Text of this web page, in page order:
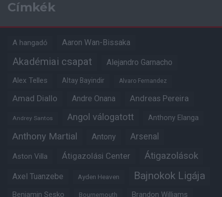
Címkék
A hangadó Aaron Wan-Bissaka
Akadémiai csapat Alejandro Garnacho
Alex Telles Altay Bayindir Alvaro Fernandez
Amad Diallo Andre Onana Andreas Pereira
Andrey Santos Angol válogatott Anthony Elanga
Anthony Martial Antony Arsenal
Aston Villa Átigazolási Center Átigazolások
Axel Tuanzebe Ayden Heaven Bajnokok Ligája
Benjamin Sesko Bournemouth Brandon Williams